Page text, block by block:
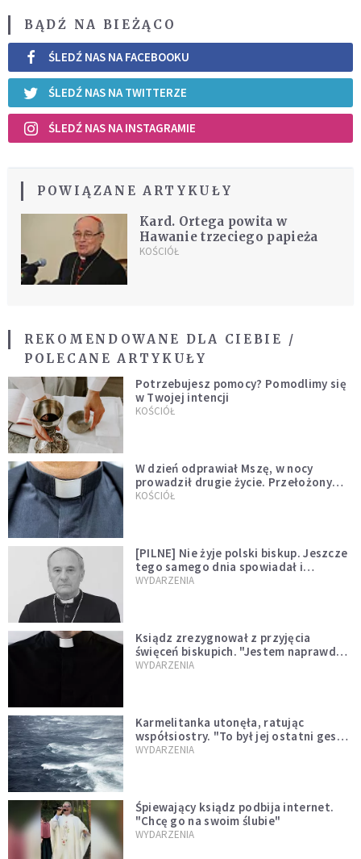
BĄDŹ NA BIEŻĄCO
ŚLEDŹ NAS NA FACEBOOKU
ŚLEDŹ NAS NA TWITTERZE
ŚLEDŹ NAS NA INSTAGRAMIE
POWIĄZANE ARTYKUŁY
Kard. Ortega powita w
Hawanie trzeciego papieża
KOŚCIÓŁ
REKOMENDOWANE DLA CIEBIE /
POLECANE ARTYKUŁY
Potrzebujesz pomocy? Pomodlimy się
w Twojej intencji
KOŚCIÓŁ
W dzień odprawiał Mszę, w nocy
prowadził drugie życie. Przełożony
kazał mu opuścić zakon
KOŚCIÓŁ
[PILNE] Nie żyje polski biskup. Jeszcze
tego samego dnia spowiadał i
sprawował Mszę świętą
WYDARZENIA
Ksiądz zrezygnował z przyjęcia
święceń biskupich. "Jestem naprawdę
niegodny"
WYDARZENIA
Karmelitanka utonęła, ratując
współsiostry. "To był jej ostatni gest
miłości"
WYDARZENIA
Śpiewający ksiądz podbija internet.
"Chcę go na swoim ślubie"
WYDARZENIA